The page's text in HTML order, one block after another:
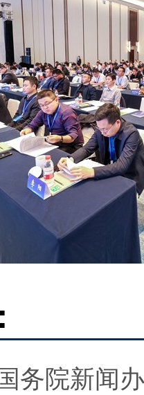
务院新闻